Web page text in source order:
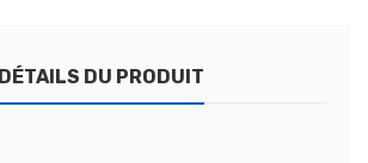
DÉTAILS DU PRODUIT